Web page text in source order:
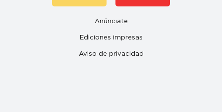
Anúnciate
Ediciones impresas
Aviso de privacidad